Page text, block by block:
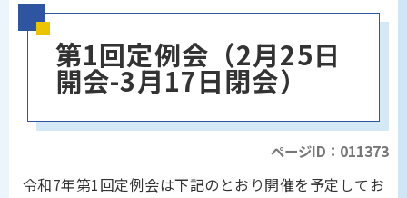
第1回定例会（2月25日
開会-3月17日閉会）
ページID：011373
令和7年第1回定例会は下記のとおり開催を予定してお